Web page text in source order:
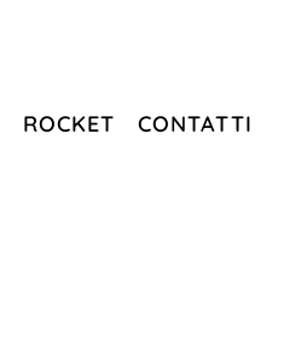
ROCKET CONTATTI